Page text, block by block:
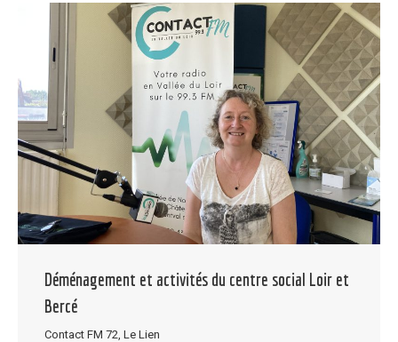
Déménagement et activités du centre social Loir et
Bercé
Contact FM 72 Le Lien